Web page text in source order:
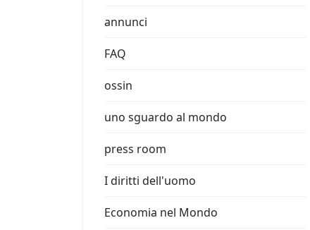
annunci
FAQ
ossin
uno sguardo al mondo
press room
I diritti dell'uomo
Economia nel Mondo